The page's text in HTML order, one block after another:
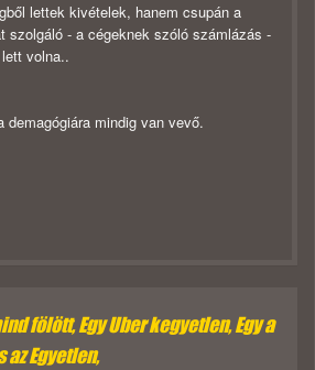
lettek kivételek, hanem csupán a
szolgáló - a cégeknek szóló számlázás -
volna..
demagógiára mindig van vevő.
fölött, Egy Uber kegyetlen, Egy a
Egyetlen,